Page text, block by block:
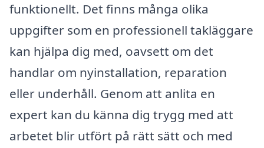
funktionellt. Det finns många olika
uppgifter som en professionell takläggare
kan hjälpa dig med, oavsett om det
handlar om nyinstallation, reparation
eller underhåll. Genom att anlita en
expert kan du känna dig trygg med att
arbetet blir utfört på rätt sätt och med